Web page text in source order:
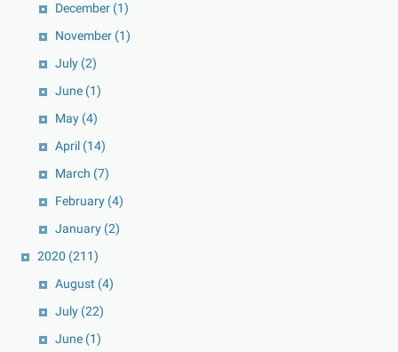
December (1)
November (1)
July (2)
June (1)
May (4)
April (14)
March (7)
February (4)
January (2)
2020 (211)
August (4)
July (22)
June (1)